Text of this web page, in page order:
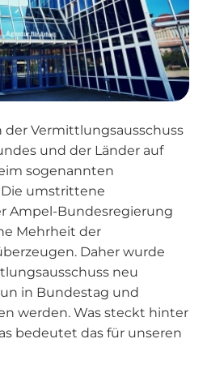
der Vermittlungsausschuss
und der Länder auf
sogenannten
umstrittene
Ampel-Bundesregierung
Mehrheit der
Daher wurde
neu
in Bundestag und
werden. Was steckt hinter
bedeutet das für unseren